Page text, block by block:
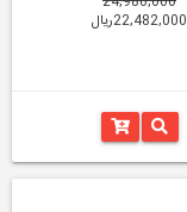
22,482,000ریال